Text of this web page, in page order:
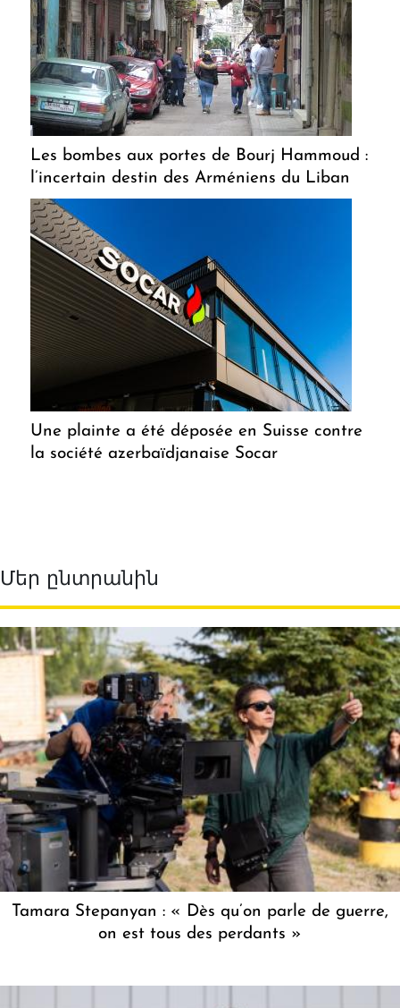
Les bombes aux portes de Bourj Hammoud :
l’incertain destin des Arméniens du Liban
Une plainte a été déposée en Suisse contre
la société azerbaïdjanaise Socar
Մեր ընտրանին
Tamara Stepanyan : « Dès qu’on parle de guerre,
on est tous des perdants »